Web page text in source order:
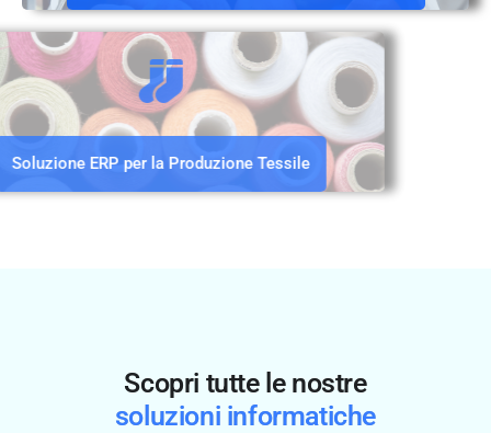
Soluzione ERP per la Produzione Tessile
Scopri tutte le nostre
soluzioni informatiche